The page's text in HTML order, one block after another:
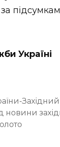
Україні
новини